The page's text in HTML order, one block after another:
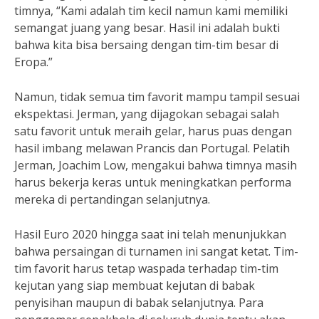
timnya, “Kami adalah tim kecil namun kami memiliki
semangat juang yang besar. Hasil ini adalah bukti
bahwa kita bisa bersaing dengan tim-tim besar di
Eropa.”
Namun, tidak semua tim favorit mampu tampil sesuai
ekspektasi. Jerman, yang dijagokan sebagai salah
satu favorit untuk meraih gelar, harus puas dengan
hasil imbang melawan Prancis dan Portugal. Pelatih
Jerman, Joachim Low, mengakui bahwa timnya masih
harus bekerja keras untuk meningkatkan performa
mereka di pertandingan selanjutnya.
Hasil Euro 2020 hingga saat ini telah menunjukkan
bahwa persaingan di turnamen ini sangat ketat. Tim-
tim favorit harus tetap waspada terhadap tim-tim
kejutan yang siap membuat kejutan di babak
penyisihan maupun di babak selanjutnya. Para